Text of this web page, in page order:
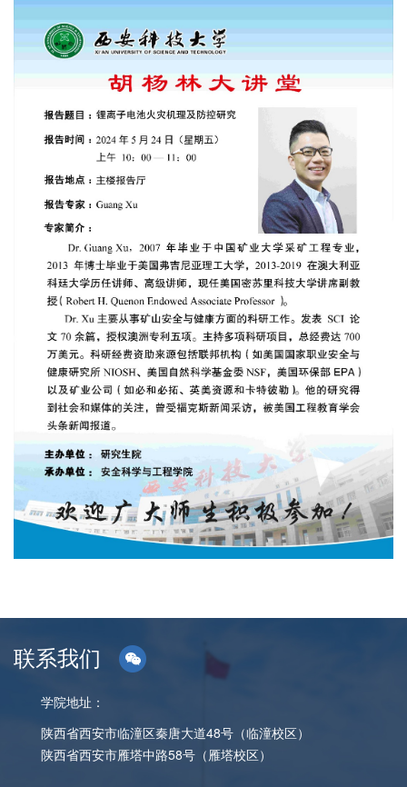
联系我们
学院地址：
陕西省西安市临潼区秦唐大道48号（临潼校区）
陕西省西安市雁塔中路58号（雁塔校区）